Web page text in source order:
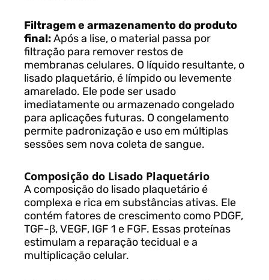
Filtragem e armazenamento do produto
final:Após a lise, o material passa por
filtração para remover restos de
membranas celulares. O líquido resultante, o
lisado plaquetário, é límpido ou levemente
amarelado. Ele pode ser usado
imediatamente ou armazenado congelado
para aplicações futuras. O congelamento
permite padronização e uso em múltiplas
sessões sem nova coleta de sangue.
Composição do Lisado Plaquetário
A composição do lisado plaquetário é
complexa e rica em substâncias ativas. Ele
contém fatores de crescimento como PDGF,
TGF-β, VEGF, IGF 1 e FGF. Essas proteínas
estimulam a reparação tecidual e a
multiplicação celular.